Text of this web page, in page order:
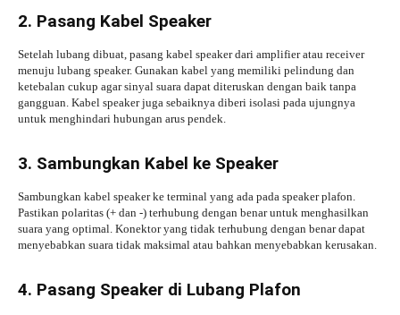
2. Pasang Kabel Speaker
Setelah lubang dibuat, pasang kabel speaker dari amplifier atau receiver
menuju lubang speaker. Gunakan kabel yang memiliki pelindung dan
ketebalan cukup agar sinyal suara dapat diteruskan dengan baik tanpa
gangguan. Kabel speaker juga sebaiknya diberi isolasi pada ujungnya
untuk menghindari hubungan arus pendek.
3. Sambungkan Kabel ke Speaker
Sambungkan kabel speaker ke terminal yang ada pada speaker plafon.
Pastikan polaritas (+ dan -) terhubung dengan benar untuk menghasilkan
suara yang optimal. Konektor yang tidak terhubung dengan benar dapat
menyebabkan suara tidak maksimal atau bahkan menyebabkan kerusakan.
4. Pasang Speaker di Lubang Plafon